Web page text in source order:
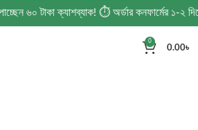
৬০ টাকা ক্যাশব্যাক! ⏱️ অর্ডার কনফার্মের
0 0.00৳